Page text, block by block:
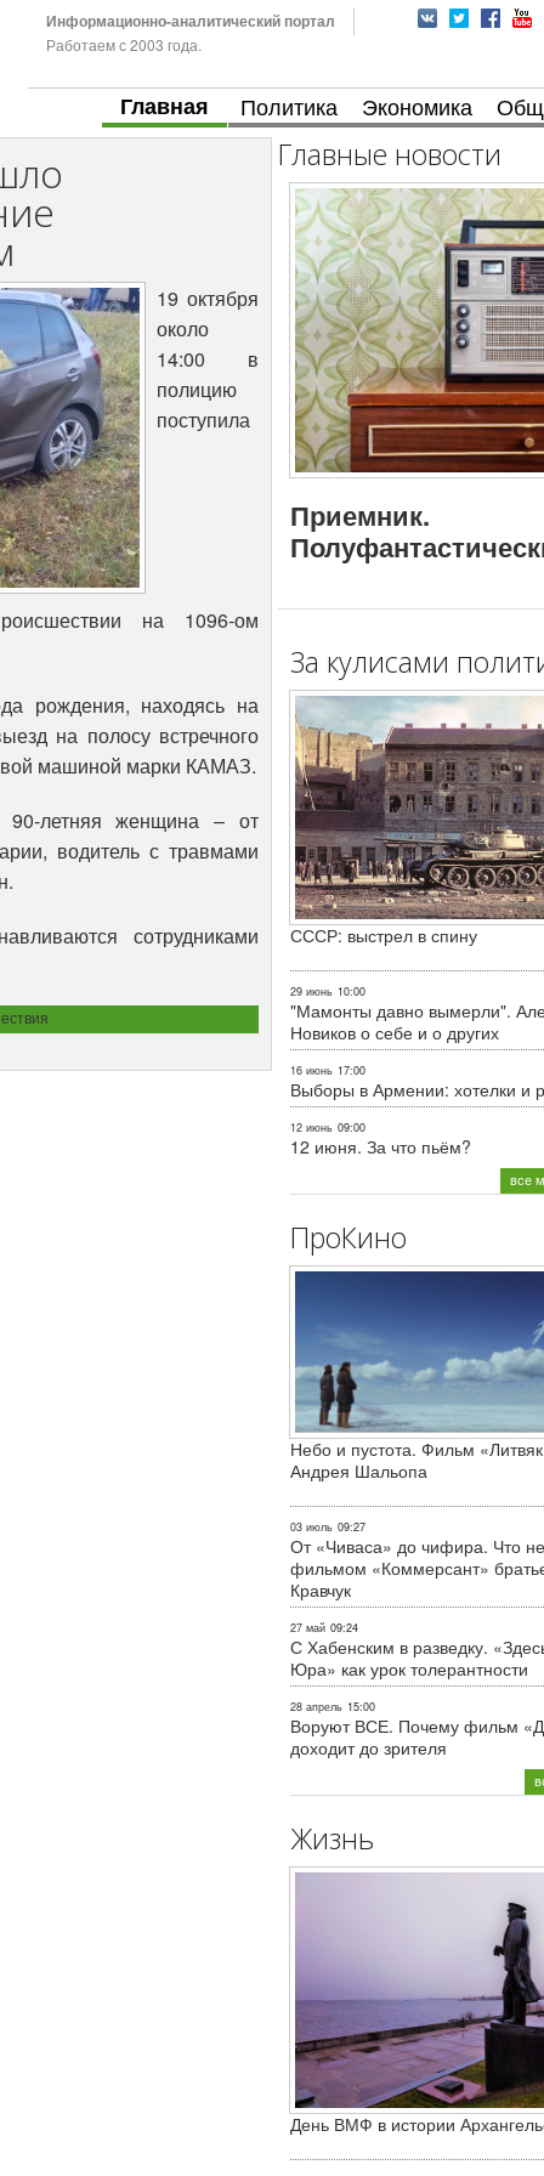
Информационно-аналитический портал
Работаем с 2003 года.
Главная Политика Экономика
19 октября
около
14:00 в
полицию
поступила
на 1096-ом
рождения, находясь на
на полосу встречного
машиной марки КАМАЗ.
летняя женщина – от
водитель с травмами
сотрудниками
Главные новости
Приемник.
За кулисами
СССР: выстрел в спину
29 июнь 10:00
"Мамонты давно вымерли".
Новиков о себе и о других
16 июнь 17:00
Выборы в Армении: хотелки и
12 июнь 09:00
12 июня. За что пьём?
все
ПроКино
Небо и пустота. Фильм
Андрея Шальопа
03 июль 09:27
От «Чиваса» до чифира. Что
фильмом «Коммерсант»
Кравчук
27 май 09:24
С Хабенским в разведку.
Юра» как урок толерантности
28 апрель 15:00
Воруют ВСЕ. Почему фильм
доходит до зрителя
Жизнь
День ВМФ в истории